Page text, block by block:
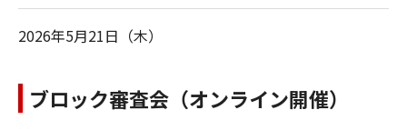
2026年5月21日（木）
ブロック審査会（オンライン開催）